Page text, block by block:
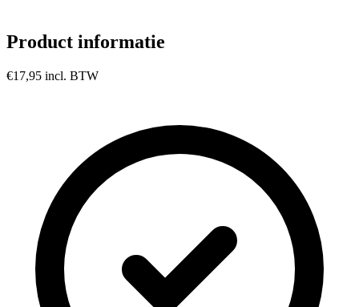
Product informatie
€17,95 incl. BTW